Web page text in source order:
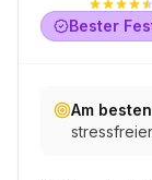
Bester
Am